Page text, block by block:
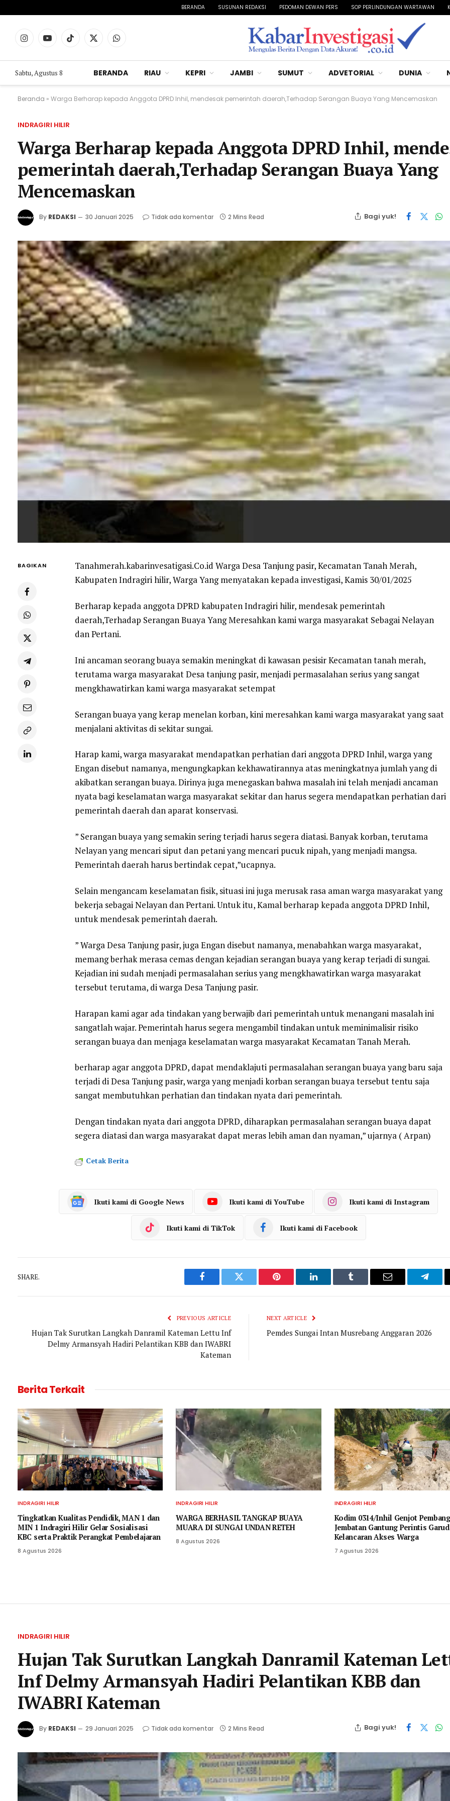
BERANDA SUSUNAN REDAKSI PEDOMAN DEWAN PERS SOP PERLINDUNGAN WARTAWAN
InstagramYouTubeTikTokX
WhatsApp
Sabtu, Agustus 8 BERANDA RIAU KEPRI JAMBI SUMUT ADVETORIAL DUNIA
Beranda » Warga Berharap kepada Anggota DPRD Inhil, mendesak pemerintah daerah,Terhadap Serangan Buaya Yang Mencemaskan
INDRAGIRI HILIR
Warga Berharap kepada Anggota DPRD Inhil,
pemerintah daerah,Terhadap Serangan Buaya Yang
Mencemaskan
By REDAKSI 30 Januari 2025 Tidak ada komentar 2 Mins Read Bagi yuk!
BAGIKAN
Tanahmerah.kabarinvesatigasi.Co.id Warga Desa Tanjung pasir, Kecamatan Tanah Merah,
Kabupaten Indragiri hilir, Warga Yang menyatakan kepada investigasi, Kamis 30/01/2025
Berharap kepada anggota DPRD kabupaten Indragiri hilir, mendesak pemerintah
daerah,Terhadap Serangan Buaya Yang Meresahkan kami warga masyarakat Sebagai Nelayan
dan Pertani.
Ini ancaman seorang buaya semakin meningkat di kawasan pesisir Kecamatan tanah merah,
terutama warga masyarakat Desa tanjung pasir, menjadi permasalahan serius yang sangat
mengkhawatirkan kami warga masyarakat setempat
Serangan buaya yang kerap menelan korban, kini meresahkan kami warga masyarakat yang saat
menjalani aktivitas di sekitar sungai.
Harap kami, warga masyarakat mendapatkan perhatian dari anggota DPRD Inhil, warga yang
Engan disebut namanya, mengungkapkan kekhawatirannya atas meningkatnya jumlah yang di
akibatkan serangan buaya. Dirinya juga menegaskan bahwa masalah ini telah menjadi ancaman
nyata bagi keselamatan warga masyarakat sekitar dan harus segera mendapatkan perhatian dari
pemerintah daerah dan aparat konservasi.
” Serangan buaya yang semakin sering terjadi harus segera diatasi. Banyak korban, terutama
Nelayan yang mencari siput dan petani yang mencari pucuk nipah, yang menjadi mangsa.
Pemerintah daerah harus bertindak cepat,”ucapnya.
Selain mengancam keselamatan fisik, situasi ini juga merusak rasa aman warga masyarakat yang
bekerja sebagai Nelayan dan Pertani. Untuk itu, Kamal berharap kepada anggota DPRD Inhil,
untuk mendesak pemerintah daerah.
” Warga Desa Tanjung pasir, juga Engan disebut namanya, menabahkan warga masyarakat,
memang berhak merasa cemas dengan kejadian serangan buaya yang kerap terjadi di sungai.
Kejadian ini sudah menjadi permasalahan serius yang mengkhawatirkan warga masyarakat
tersebut terutama, di warga Desa Tanjung pasir.
Harapan kami agar ada tindakan yang berwajib dari pemerintah untuk menangani masalah ini
sangatlah wajar. Pemerintah harus segera mengambil tindakan untuk meminimalisir risiko
serangan buaya dan menjaga keselamatan warga masyarakat Kecamatan Tanah Merah.
berharap agar anggota DPRD, dapat mendaklajuti permasalahan serangan buaya yang baru saja
terjadi di Desa Tanjung pasir, warga yang menjadi korban serangan buaya tersebut tentu saja
sangat membutuhkan perhatian dan tindakan nyata dari pemerintah.
Dengan tindakan nyata dari anggota DPRD, diharapkan permasalahan serangan buaya dapat
segera diatasi dan warga masyarakat dapat meras lebih aman dan nyaman,” ujarnya ( Arpan)
Cetak Berita
Ikuti kami di Google News Ikuti kami di YouTube Ikuti kami di Instagram
Ikuti kami di TikTok Ikuti kami di Facebook
SHARE.
Facebook Twitter Pinterest LinkedIn Tumblr Email
PREVIOUS ARTICLE
Hujan Tak Surutkan Langkah Danramil Kateman Lettu Inf
Delmy Armansyah Hadiri Pelantikan KBB dan IWABRI
Kateman
NEXT ARTICLE
Pemdes Sungai Intan Musrebang Anggaran 2026
Berita Terkait
INDRAGIRI HILIR
Tingkatkan Kualitas Pendidik, MAN 1 dan
MIN 1 Indragiri Hilir Gelar Sosialisasi
KBC serta Praktik Perangkat Pembelajaran
8 Agustus 2026
INDRAGIRI HILIR
WARGA BERHASIL TANGKAP BUAYA
MUARA DI SUNGAI UNDAN RETEH
8 Agustus 2026
INDRAGIRI HILIR
Kodim 0314/Inhil Genjot
Jembatan Gantung Perintis
Kelancaran Akses Warga
7 Agustus 2026
INDRAGIRI HILIR
Hujan Tak Surutkan Langkah Danramil Kateman
Inf Delmy Armansyah Hadiri Pelantikan KBB dan
IWABRI Kateman
By REDAKSI 29 Januari 2025 Tidak ada komentar 2 Mins Read Bagi yuk!